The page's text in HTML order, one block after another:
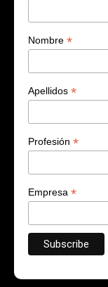
Nombre *
Apellidos *
Profesión *
Empresa *